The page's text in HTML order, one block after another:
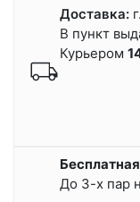
Доставка:
В пункт
Курьером
До 3-х пар